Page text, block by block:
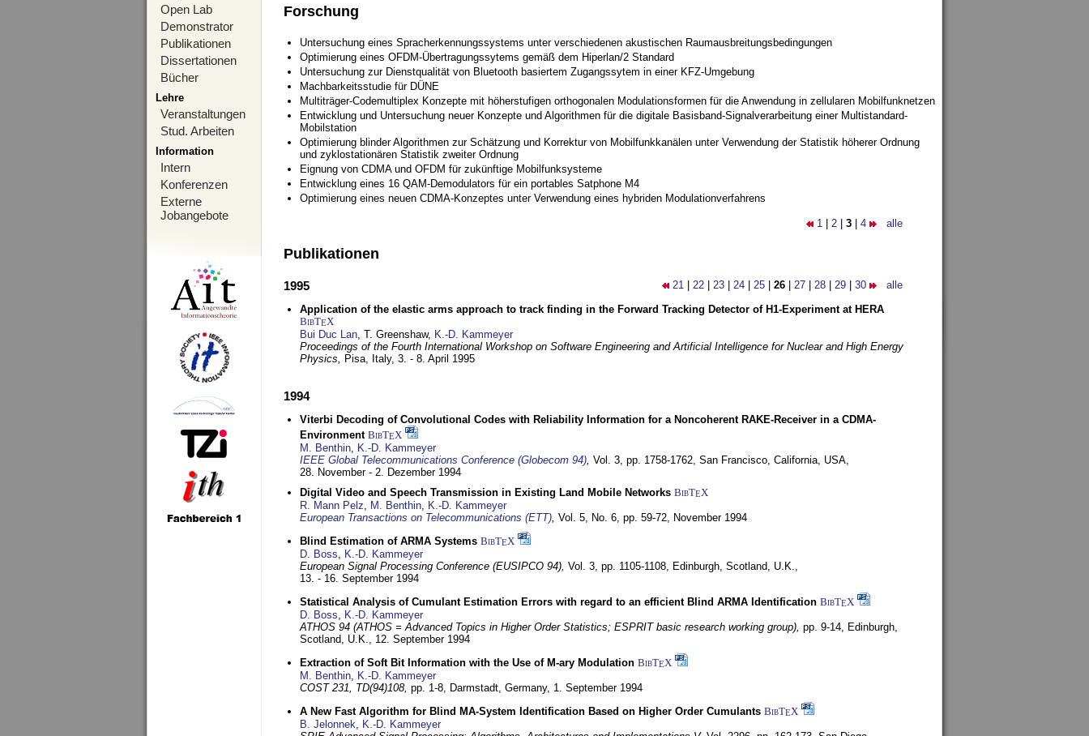
Open Lab
Demonstrator
Publikationen
Dissertationen
Bücher
Lehre
Veranstaltungen
Stud. Arbeiten
Information
Intern
Konferenzen
Externe
Jobangebote
Forschung
Untersuchung eines Spracherkennungssystems unter verschiedenen akustischen Raumausbreitungsbedingungen
Optimierung eines OFDM-Übertragungssytems gemäß dem Hiperlan/2 Standard
Untersuchung zur Dienstqualität von Bluetooth basiertem Zugangssytem in einer KFZ-Umgebung
Machbarkeitsstudie für DÜNE
Multiträger-Codemultiplex Konzepte mit höherstufigen orthogonalen Modulationsformen für die Anwendung in zellularen Mobilfunknetzen
Entwicklung und Untersuchung neuer Konzepte und Algorithmen für die digitale Basisband-Signalverarbeitung einer Multistandard-
Mobilstation
Optimierung blinder Algorithmen zur Schätzung und Korrektur von Mobilfunkkanälen unter Verwendung der Statistik höherer Ordnung
und zyklostationären Statistik zweiter Ordnung
Eignung von CDMA und OFDM für zukünftige Mobilfunksysteme
Entwicklung eines 16 QAM-Demodulators für ein portables Satphone M4
Optimierung eines neuen CDMA-Konzeptes unter Verwendung eines hybriden Modulationverfahrens
1 2 3 4 alle
Publikationen
21 22 23 24 25 26 27 28 29 30 alle
1995
Application of the elastic arms approach to track finding in the Forward Tracking Detector of H1-Experiment at HERA
BibTEX
Bui Duc Lan, T. Greenshaw, K.-D. Kammeyer
Proceedings of the Fourth International Workshop on Software Engineering and Artificial Intelligence for Nuclear and High Energy
Physics, Pisa, Italy, 3. - 8. April 1995
1994
Viterbi Decoding of Convolutional Codes with Reliability Information for a Noncoherent RAKE-Receiver in a CDMA-
Environment BibTEX
M. Benthin, K.-D. Kammeyer
IEEE Global Telecommunications Conference (Globecom 94), Vol. 3, pp. 1758-1762, San Francisco, California, USA,
28. November - 2. Dezember 1994
Digital Video and Speech Transmission in Existing Land Mobile Networks BibTEX
R. Mann Pelz, M. Benthin, K.-D. Kammeyer
European Transactions on Telecommunications (ETT), Vol. 5, No. 6, pp. 59-72, November 1994
Blind Estimation of ARMA Systems BibTEX
D. Boss, K.-D. Kammeyer
European Signal Processing Conference (EUSIPCO 94), Vol. 3, pp. 1105-1108, Edinburgh, Scotland, U.K.,
13. - 16. September 1994
Statistical Analysis of Cumulant Estimation Errors with regard to an efficient Blind ARMA Identification BibTEX
D. Boss, K.-D. Kammeyer
ATHOS 94 (ATHOS = Advanced Topics in Higher Order Statistics; ESPRIT basic research working group), pp. 9-14, Edinburgh,
Scotland, U.K., 12. September 1994
Extraction of Soft Bit Information with the Use of M-ary Modulation BibTEX
M. Benthin, K.-D. Kammeyer
COST 231, TD(94)108, pp. 1-8, Darmstadt, Germany, 1. September 1994
A New Fast Algorithm for Blind MA-System Identification Based on Higher Order Cumulants BibTEX
B. Jelonnek, K.-D. Kammeyer